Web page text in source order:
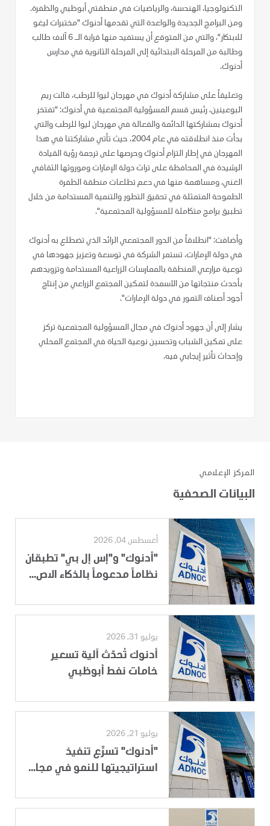
التكنولوجيا، الهندسة، والرياضيات في منطقتي أبوظبي والظفرة.
ومن البرامج الجديدة والواعدة التي تقدمها أدنوك "مختبرات ليغو
للابتكار"، والتي من المتوقع أن يستفيد منها قرابة الـ 6 آلاف طالب
وطالبة من المرحلة الابتدائية إلى المرحلة الثانوية في مدارس
أدنوك.
وتعليقاً على مشاركة أدنوك في مهرجان ليوا للرطب، قالت ريم
البوعينين، رئيس قسم المسؤولية المجتمعية في أدنوك: "تفتخر
أدنوك بمشاركتها الدائمة والفعالة في مهرجان ليوا للرطب والتي
بدأت منذ انطلاقته في عام 2004، حيث تأتي مشاركتنا في هذا
المهرجان في إطار التزام أدنوك وحرصها على ترجمة رؤية القيادة
الرشيدة في المحافظة على تراث دولة الإمارات وموروثها الثقافي
الغني، ومساهمة منها في دعم تطلعات منطقة الظفرة
الطموحة المتمثلة في تحقيق التطور والتنمية المستدامة من خلال
تطبيق برامج متكاملة للمسؤولية المجتمعية".
وأضافت: "انطلاقاً من الدور المجتمعي الرائد الذي تضطلع به أدنوك
في دولة الإمارات، تستمر الشركة في توسعة وتعزيز جهودها في
توعية مزارعي المنطقة بالممارسات الزراعية المستدامة وتزويدهم
بأحدث منتجاتها من الأسمدة لتمكين المجتمع الزراعي من إنتاج
أجود أصناف التمور في دولة الإمارات".
يشار إلى أن جهود أدنوك في مجال المسؤولية المجتمعية تركز
على تمكين الشباب وتحسين نوعية الحياة في المجتمع المحلي
وإحداث تأثير إيجابي فيه.
المركز الإعلامي
البيانات الصحفية
أغسطس 04, 2026
"أدنوك" و"إس إل بي" تطبقان
نظاماً مدعوماً بالذكاء الاص...
يوليو 31, 2026
أدنوك تُحدّث آلية تسعير
خامات نفط أبوظبي
يوليو 21, 2026
"أدنوك" تسرِّع تنفيذ
استراتيجيتها للنمو في مجا...